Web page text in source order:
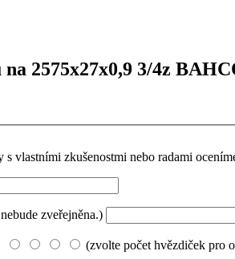
2575x27x0,9 3/4z
vlastními zkušenostmi nebo radami
zveřejněna.)
(zvolte počet hvězdiček pro